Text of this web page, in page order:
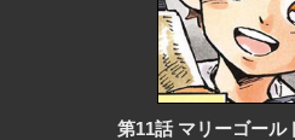
第11話 マリーゴール